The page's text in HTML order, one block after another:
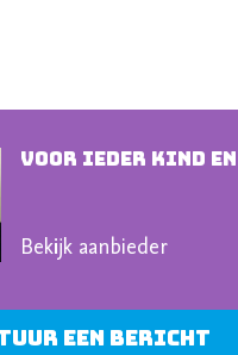
Voor ieder kind en
Bekijk aanbieder
een bericht